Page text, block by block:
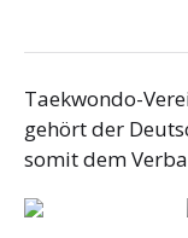
Taekwondo-
gehört der
somit dem